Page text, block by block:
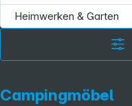
Heimwerken & Garten
Campingmöbel